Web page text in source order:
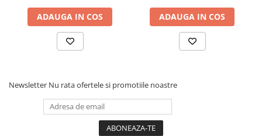
Suport
ADAUGA IN COS
Suport came
ADAUGA IN COS
Newsletter Nu rata ofertele si promotiile noastre